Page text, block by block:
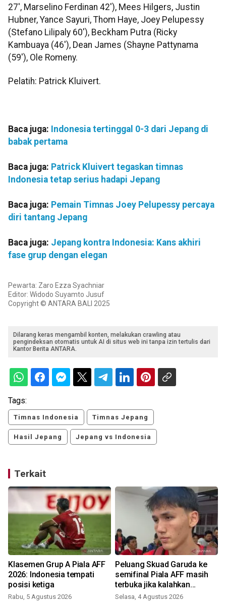
27', Marselino Ferdinan 42'), Mees Hilgers, Justin
Hubner, Yance Sayuri, Thom Haye, Joey Pelupessy
(Stefano Lilipaly 60'), Beckham Putra (Ricky
Kambuaya (46'), Dean James (Shayne Pattynama
(59'), Ole Romeny.
Pelatih: Patrick Kluivert.
Baca juga: Indonesia tertinggal 0-3 dari Jepang di
babak pertama
Baca juga: Patrick Kluivert tegaskan timnas
Indonesia tetap serius hadapi Jepang
Baca juga: Pemain Timnas Joey Pelupessy percaya
diri tantang Jepang
Baca juga: Jepang kontra Indonesia: Kans akhiri
fase grup dengan elegan
Pewarta: Zaro Ezza Syachniar
Editor: Widodo Suyamto Jusuf
Copyright © ANTARA BALI 2025
Dilarang keras mengambil konten, melakukan crawling atau
pengindeksan otomatis untuk AI di situs web ini tanpa izin tertulis dari
Kantor Berita ANTARA.
Tags:
Timnas Indonesia Timnas Jepang
Hasil Jepang Jepang vs Indonesia
Terkait
Klasemen Grup A Piala AFF
2026: Indonesia tempati
posisi ketiga
Rabu, 5 Agustus 2026
Peluang Skuad Garuda ke
semifinal Piala AFF masih
terbuka jika kalahkan
Singapura
Selasa, 4 Agustus 2026